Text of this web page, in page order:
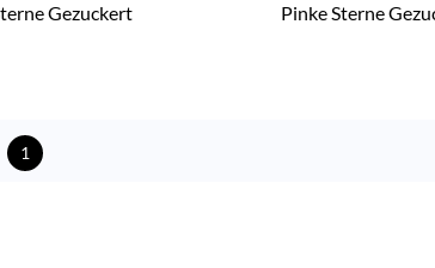
Gezuckert Pinke Sterne
1